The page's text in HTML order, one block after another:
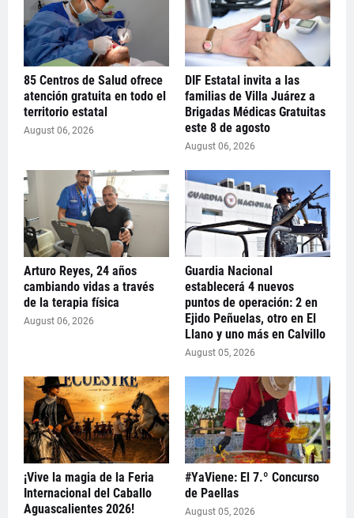
85 Centros de Salud ofrece
atención gratuita en todo el
territorio estatal
August 06, 2026
DIF Estatal invita a las
familias de Villa Juárez a
Brigadas Médicas Gratuitas
este 8 de agosto
August 06, 2026
Arturo Reyes, 24 años
cambiando vidas a través
de la terapia física
August 06, 2026
Guardia Nacional
establecerá 4 nuevos
puntos de operación: 2 en
Ejido Peñuelas, otro en El
Llano y uno más en Calvillo
August 05, 2026
¡Vive la magia de la Feria
Internacional del Caballo
Aguascalientes 2026!
#YaViene: El 7.º Concurso
de Paellas
August 05, 2026